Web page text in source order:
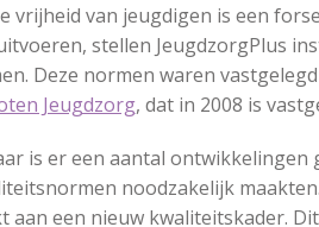
vrijheid van jeugdigen is een
stellen JeugdzorgPlus
Deze normen waren
Jeugdzorg, dat in 2008 is
is er een aantal ontwikkelingen
noodzakelijk
aan een nieuw kwaliteitskader.